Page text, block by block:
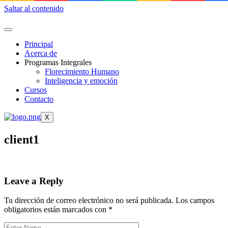
Saltar al contenido
Principal
Acerca de
Programas Integrales
Florecimiento Humano
Inteligencia y emoción
Cursos
Contacto
X
client1
Leave a Reply
Tu dirección de correo electrónico no será publicada. Los campos
obligatorios están marcados con *